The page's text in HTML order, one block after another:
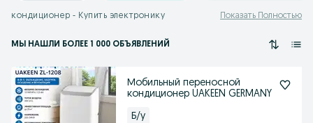
кондиционер - Купить электронику Показать Полностью
МЫ НАШЛИ БОЛЕЕ 1 000 ОБЪЯВЛЕНИЙ
Мобильный переносной
кондиционер UAKEEN GERMANY
Б/у